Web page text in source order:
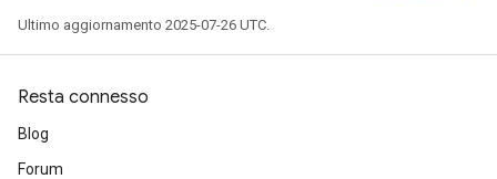
Ultimo aggiornamento 2025-07-26 UTC.
Resta connesso
Blog
Forum